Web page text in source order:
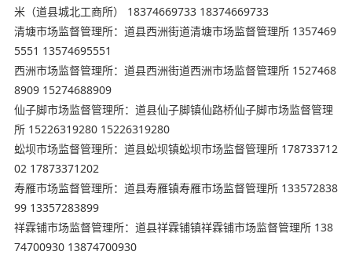
米（道县城北工商所） 18374669733 18374669733
清塘市场监督管理所：道县西洲街道清塘市场监督管理所 1357469
5551 13574695551
西洲市场监督管理所：道县西洲街道西洲市场监督管理所 1527468
8909 15274688909
仙子脚市场监督管理所：道县仙子脚镇仙路桥仙子脚市场监督管理
所 15226319280 15226319280
蚣坝市场监督管理所：道县蚣坝镇蚣坝市场监督管理所 178733712
02 17873371202
寿雁市场监督管理所：道县寿雁镇寿雁市场监督管理所 133572838
99 13357283899
祥霖铺市场监督管理所：道县祥霖铺镇祥霖铺市场监督管理所 138
74700930 13874700930